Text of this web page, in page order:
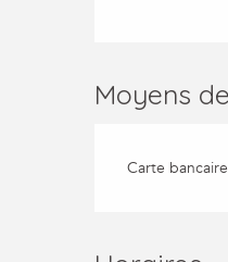
Moyens
Carte bancaire